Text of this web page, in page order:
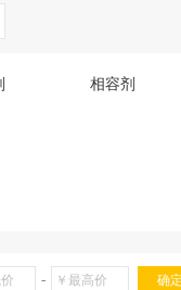
相容剂
-